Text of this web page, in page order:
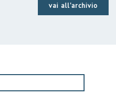
vai all'archivio